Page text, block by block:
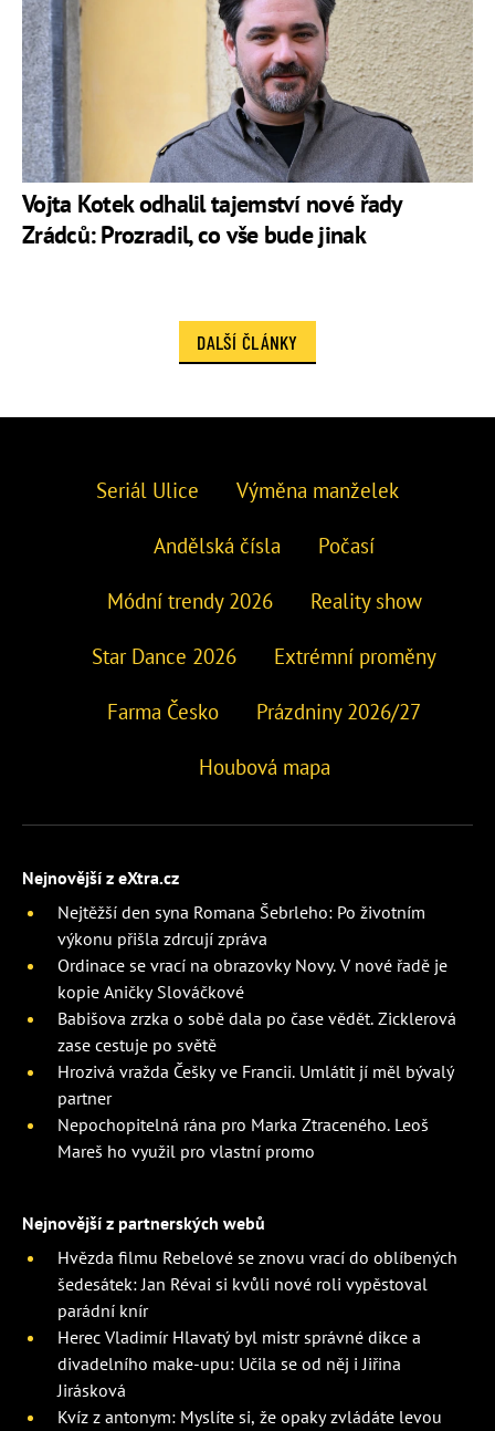
Vojta Kotek odhalil tajemství nové řady
Zrádců: Prozradil, co vše bude jinak
DALŠÍ ČLÁNKY
Seriál Ulice Výměna manželek
Andělská čísla Počasí
Módní trendy 2026 Reality show
Star Dance 2026 Extrémní proměny
Farma Česko Prázdniny 2026/27
Houbová mapa
Nejnovější z eXtra.cz
Nejtěžší den syna Romana Šebrleho: Po životním
výkonu přišla zdrcují zpráva
Ordinace se vrací na obrazovky Novy. V nové řadě je
kopie Aničky Slováčkové
Babišova zrzka o sobě dala po čase vědět. Zicklerová
zase cestuje po světě
Hrozivá vražda Češky ve Francii. Umlátit jí měl bývalý
partner
Nepochopitelná rána pro Marka Ztraceného. Leoš
Mareš ho využil pro vlastní promo
Nejnovější z partnerských webů
Hvězda filmu Rebelové se znovu vrací do oblíbených
šedesátek: Jan Révai si kvůli nové roli vypěstoval
parádní knír
Herec Vladimír Hlavatý byl mistr správné dikce a
divadelního make-upu: Učila se od něj i Jiřina
Jirásková
Kvíz z antonym: Myslíte si, že opaky zvládáte levou